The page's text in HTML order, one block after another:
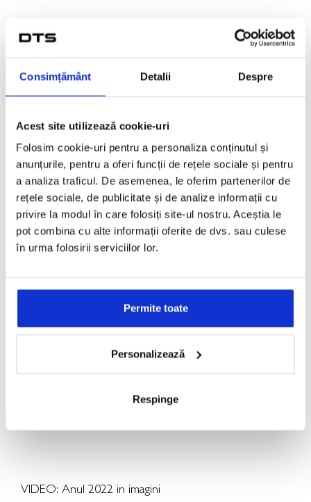
Consimțământ Detalii Despre
Acest site utilizează cookie-uri
Folosim cookie-uri pentru a personaliza conținutul și
anunțurile, pentru a oferi funcții de rețele sociale și pentru
a analiza traficul. De asemenea, le oferim partenerilor de
rețele sociale, de publicitate și de analize informații cu
privire la modul în care folosiți site-ul nostru. Aceștia le
pot combina cu alte informații oferite de dvs. sau culese
în urma folosirii serviciilor lor.
Permite toate
Personalizează
Respinge
17.09.2024 - 22.09.2024La IAA TRANSPORTATION
Hanovra , unul dintre cele mai importante evenimente
VIDEO: Anul 2022 in imagini